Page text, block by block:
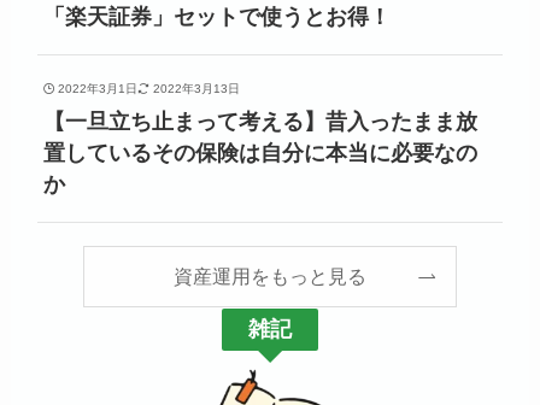
「楽天証券」セットで使うとお得！
2022年3月1日 2022年3月13日
【一旦立ち止まって考える】昔入ったまま放
置しているその保険は自分に本当に必要なの
か
資産運用をもっと見る
雑記